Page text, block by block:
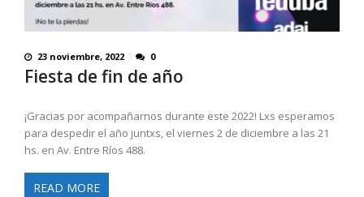
23 noviembre, 2022 0
Fiesta de fin de año
¡Gracias por acompañarnos durante este 2022! Lxs esperamos
para despedir el año juntxs, el viernes 2 de diciembre a las 21
hs. en Av. Entre Ríos 488.
READ MORE